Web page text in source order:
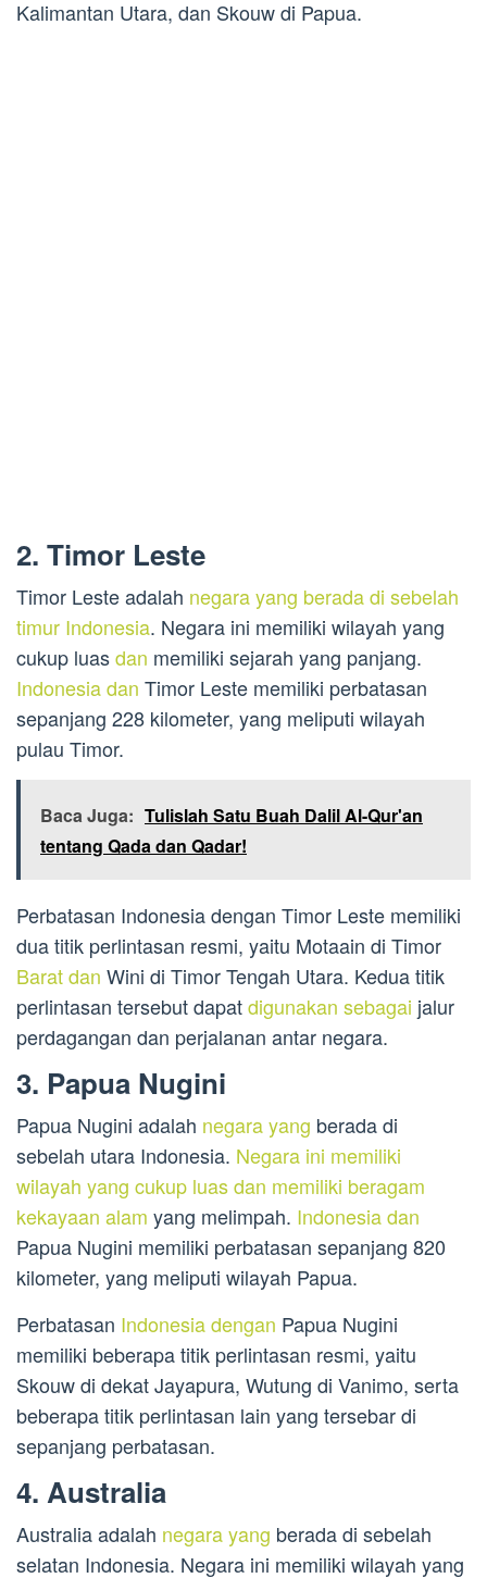
Kalimantan Utara, dan Skouw di Papua.
2. Timor Leste
Timor Leste adalah negara yang berada di sebelah
timur Indonesia. Negara ini memiliki wilayah yang
cukup luasdan memiliki sejarah yang panjang.
Indonesia dan Timor Leste memiliki perbatasan
sepanjang 228 kilometer, yang meliputi wilayah
pulau Timor.
Baca Juga: Tulislah Satu Buah Dalil Al-Qur'an
tentang Qada dan Qadar!
Perbatasan Indonesia dengan Timor Leste memiliki
dua titik perlintasan resmi, yaitu Motaain di Timor
Barat dan Wini di Timor Tengah Utara. Kedua titik
perlintasan tersebut dapatdigunakan sebagai jalur
perdagangan dan perjalanan antar negara.
3. Papua Nugini
Papua Nugini adalah negara yang berada di
sebelah utara Indonesia. Negara ini memiliki
wilayah yang cukup luas dan memiliki beragam
kekayaan alam yang melimpah. Indonesia dan
Papua Nugini memiliki perbatasan sepanjang 820
kilometer, yang meliputi wilayah Papua.
Perbatasan Indonesia dengan Papua Nugini
memiliki beberapa titik perlintasan resmi, yaitu
Skouw di dekat Jayapura, Wutung di Vanimo, serta
beberapa titik perlintasan lain yang tersebar di
sepanjang perbatasan.
4. Australia
Australia adalah negara yang berada di sebelah
selatan Indonesia. Negara ini memiliki wilayah yang